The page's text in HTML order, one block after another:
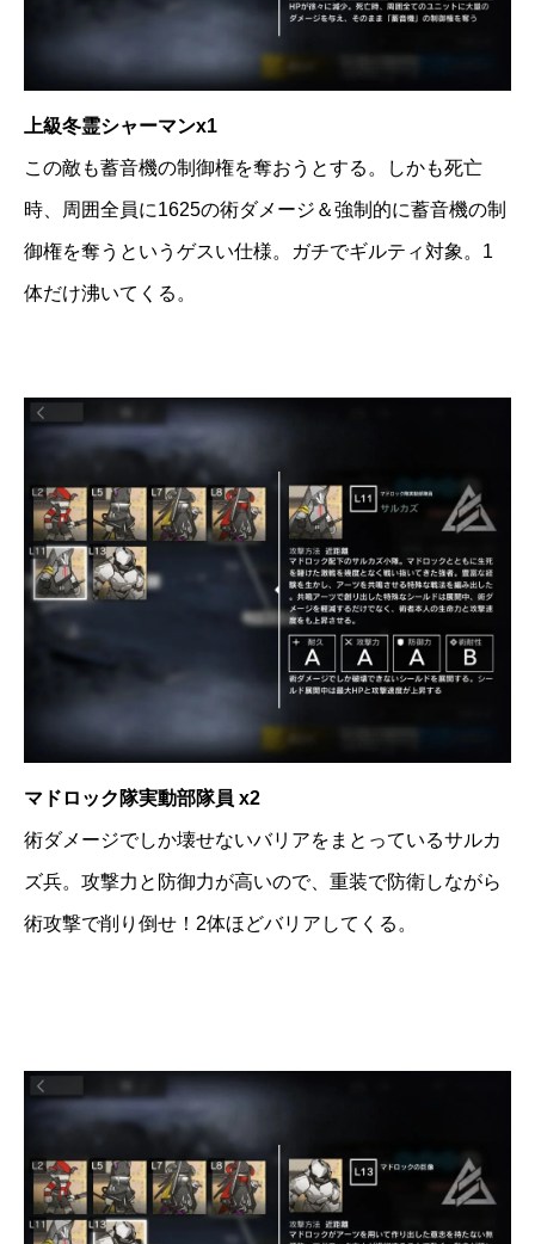
上級冬霊シャーマンx1
この敵も蓄音機の制御権を奪おうとする。しかも死亡
時、周囲全員に1625の術ダメージ＆強制的に蓄音機の制
御権を奪うというゲスい仕様。ガチでギルティ対象。1
体だけ沸いてくる。
マドロック隊実動部隊員 x2
術ダメージでしか壊せないバリアをまとっているサルカ
ズ兵。攻撃力と防御力が高いので、重装で防衛しながら
術攻撃で削り倒せ！2体ほどバリアしてくる。